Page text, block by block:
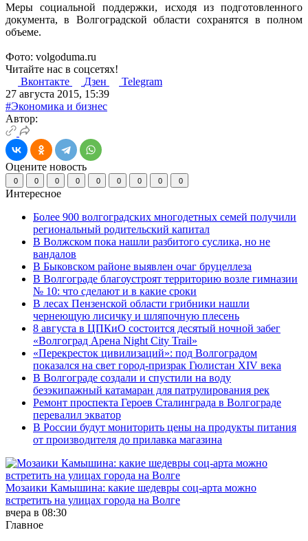
Меры социальной поддержки, исходя из подготовленного
документа, в Волгоградской области сохранятся в полном
объеме.
Фото: volgoduma.ru
Читайте нас в соцсетях!
Вконтакте
Дзен
Telegram
27 августа 2015, 15:39
#Экономика и бизнес
Автор:
Оцените новость
0 0 0 0 0 0 0 0 0
Интересное
Более 900 волгоградских многодетных семей получили
региональный родительский капитал
В Волжском пока нашли разбитого суслика, но не
вандалов
В Быковском районе выявлен очаг бруцеллеза
В Волгограде благоустроят территорию возле гимназии
№ 10: что сделают и в какие сроки
В лесах Пензенской области грибники нашли
чернеющую лисичку и шляпочную плесень
8 августа в ЦПКиО состоится десятый ночной забег
«Волгоград Арена Night City Trail»
«Перекресток цивилизаций»: под Волгоградом
показался на свет город-призрак Гюлистан XIV века
В Волгограде создали и спустили на воду
безэкипажный катамаран для патрулирования рек
Ремонт проспекта Героев Сталинграда в Волгограде
перевалил экватор
В России будут мониторить цены на продукты питания
от производителя до прилавка магазина
Мозаики Камышина: какие шедевры соц-арта можно
встретить на улицах города на Волге
вчера в 08:30
Главное